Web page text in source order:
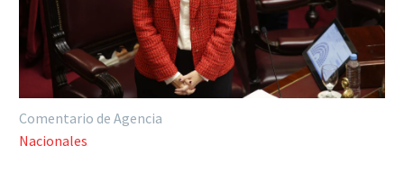
Comentario de Agencia
Nacionales